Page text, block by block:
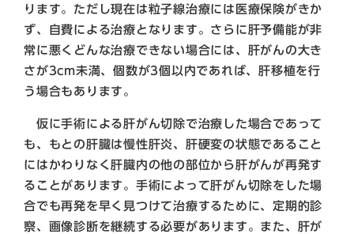
ります。ただし現在は粒子線治療には医療保険がきか
ず、自費による治療となります。さらに肝予備能が非
常に悪くどんな治療できない場合には、肝がんの大き
さが3cm未満、個数が3個以内であれば、肝移植を行
う場合もあります。
仮に手術による肝がん切除で治療した場合であって
も、もとの肝臓は慢性肝炎、肝硬変の状態であること
にはかわりなく肝臓内の他の部位から肝がんが再発す
ることがあります。手術によって肝がん切除をした場
合でも再発を早く見つけて治療するために、定期的診
察、画像診断を継続する必要があります。また、肝が